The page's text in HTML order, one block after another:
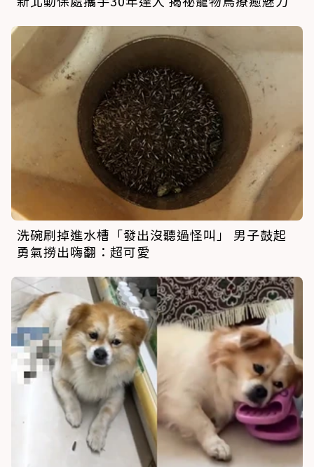
洗碗刷掉進水槽「發出沒聽過怪叫」 男子鼓起
勇氣撈出嗨翻：超可愛